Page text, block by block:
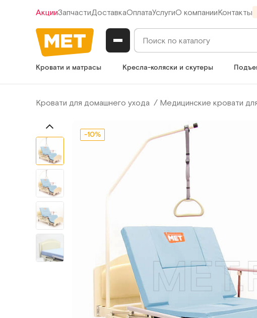
АкцииЗапчастиДоставкаОплатаУслугиО компанииКонтакты
Кровати и матрасы Кресла-коляски и скутеры
Кровати для домашнего ухода Медицинские кровати
-10%